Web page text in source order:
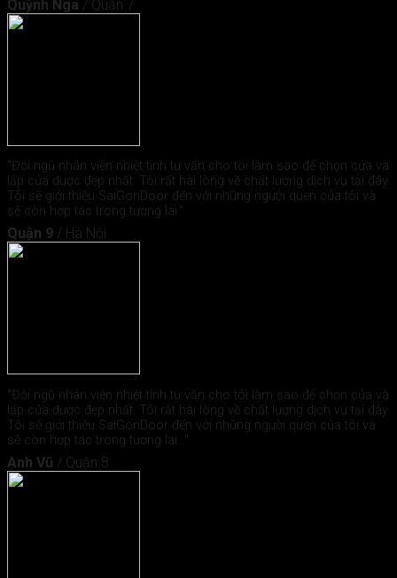
Quỳnh Nga / Quận 7
"Đội ngũ nhân viên nhiệt tình tư vấn cho tôi làm sao để chọn cửa và
lắp cửa được đẹp nhất. Tôi rất hài lòng về chất lượng dịch vụ tại đây.
Tôi sẽ giới thiệu SaiGonDoor đến với những người quen của tôi và
sẽ còn hợp tác trong tương lai."
Quận 9 / Hà Nội
"Đội ngũ nhân viên nhiệt tình tư vấn cho tôi làm sao để chọn cửa và
lắp cửa được đẹp nhất. Tôi rất hài lòng về chất lượng dịch vụ tại đây.
Tôi sẽ giới thiệu SaiGonDoor đến với những người quen của tôi và
sẽ còn hợp tác trong tương lai..."
Anh Vũ / Quận 8